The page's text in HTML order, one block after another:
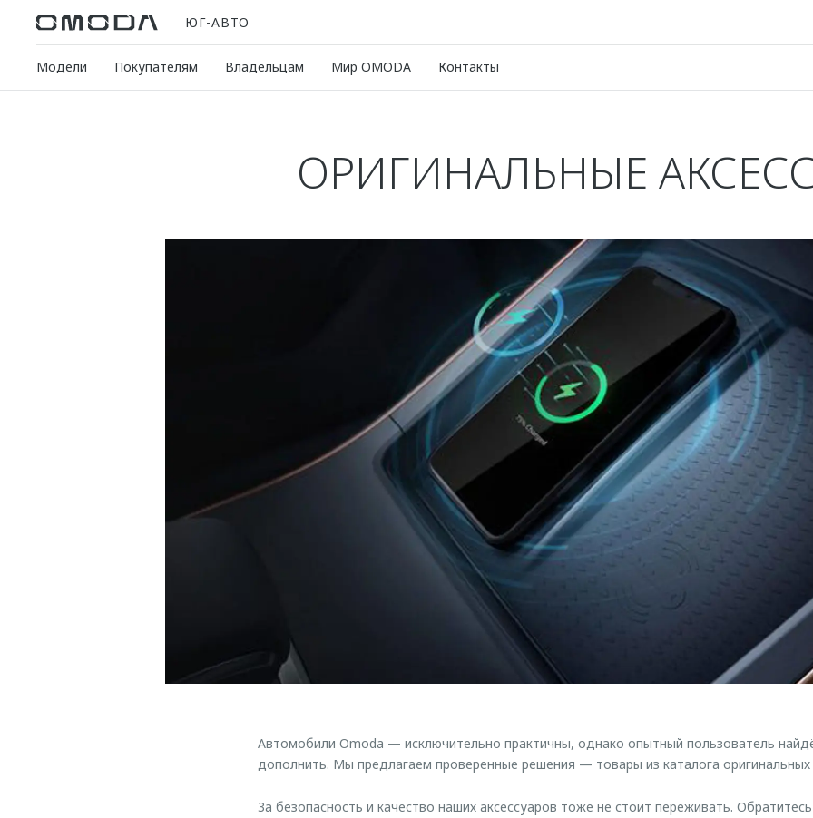
ЮГ-АВТО
Модели Покупателям Владельцам Мир OMODA Контакты
ОРИГИНАЛЬНЫЕ
Автомобили Omoda — исключительно практичны, однако опытный пользователь
дополнить. Мы предлагаем проверенные решения — товары из каталога оригинальных
За безопасность и качество наших аксессуаров тоже не стоит переживать.